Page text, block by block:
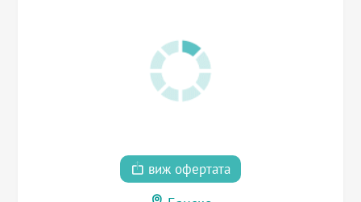
виж офертата